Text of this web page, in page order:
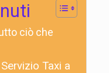
ciò che
Taxi a